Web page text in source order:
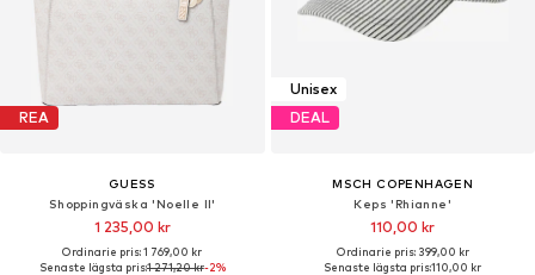
REA
GUESS
Shoppingväska 'Noelle II'
1 235,00 kr
Ordinarie pris: 1 769,00 kr
Senaste lägsta pris:1 271,20 kr-2%
Unisex
DEAL
MSCH COPENHAGEN
Keps 'Rhianne'
110,00 kr
Ordinarie pris: 399,00 kr
Senaste lägsta pris:110,00 kr